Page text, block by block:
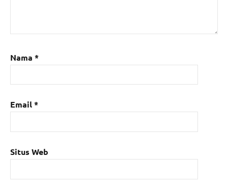
Nama *
Email*
Situs Web